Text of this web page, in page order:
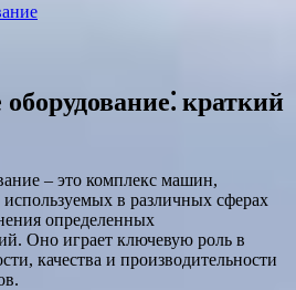
краткий
– это комплекс машин,
в различных сферах
определенных
Оно играет ключевую роль в
качества и производительности